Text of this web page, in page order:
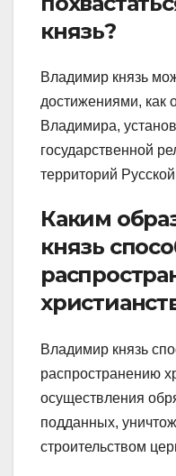
князь?
Владимир князь
достижениями, как
Владимира,
государственной
территорий
Каким
князь
Владимир князь
распространению
осуществления
подданных,
строительством